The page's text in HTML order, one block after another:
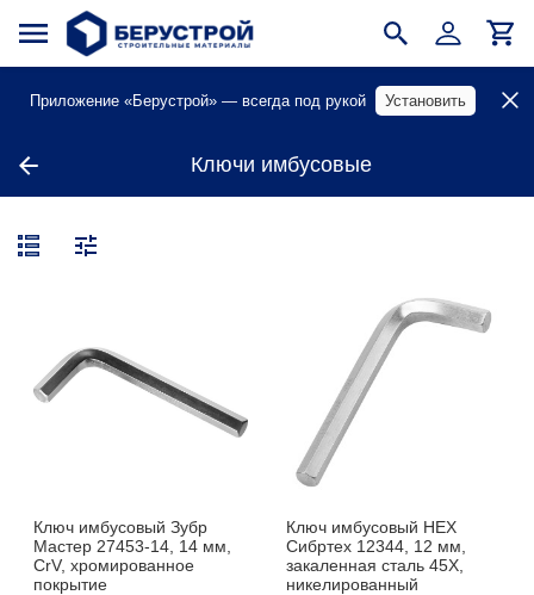
Приложение «Берустрой» — всегда под рукой Установить
Ключи имбусовые
Ключ имбусовый Зубр
Мастер 27453-14, 14 мм,
CrV, хромированное
покрытие
Ключ имбусовый HEX
Сибртех 12344, 12 мм,
закаленная сталь 45Х,
никелированный